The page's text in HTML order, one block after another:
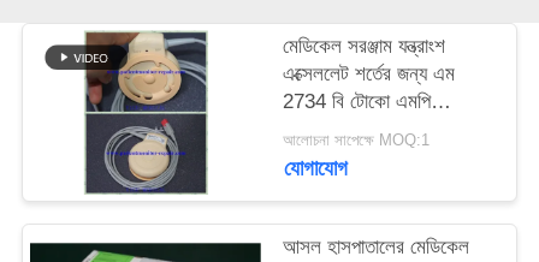
একটি
উদ্ধৃতি
NEWS
মেডিকেল সরঞ্জাম যন্ত্রাংশ
এক্সেললেট শর্তের জন্য এম
2734 বি টোকো এমপি
আল্ট্রাসাউন্ড প্রোব
আলোচনা সাপেক্ষে MOQ:1
যোগাযোগ
আসল হাসপাতালের মেডিকেল